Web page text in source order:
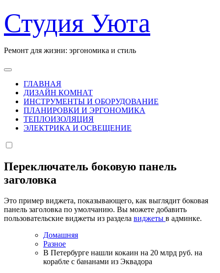
к
содержанию
Студия Уюта
Ремонт для жизни: эргономика и стиль
ГЛАВНАЯ
ДИЗАЙН КОМНАТ
ИНСТРУМЕНТЫ И ОБОРУДОВАНИЕ
ПЛАНИРОВКИ И ЭРГОНОМИКА
ТЕПЛОИЗОЛЯЦИЯ
ЭЛЕКТРИКА И ОСВЕЩЕНИЕ
Переключатель боковую панель
заголовка
Это пример виджета, показывающего, как выглядит боковая
панель заголовка по умолчанию. Вы можете добавить
пользовательские виджеты из раздела виджеты в админке.
Домашняя
Разное
В Петербурге нашли кокаин на 20 млрд руб. на
корабле с бананами из Эквадора